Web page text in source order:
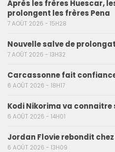
Après les frères Huescar,
prolongent les frères Pena
7 AOÛT 2026 - 15H28
Nouvelle salve de
7 AOÛT 2026 - 13H32
Carcassonne fait
6 AOÛT 2026 - 18H17
Kodi Nikorima va connaitre
6 AOÛT 2026 - 14H01
Jordan Flovie rebondit
6 AOÛT 2026 - 13H09